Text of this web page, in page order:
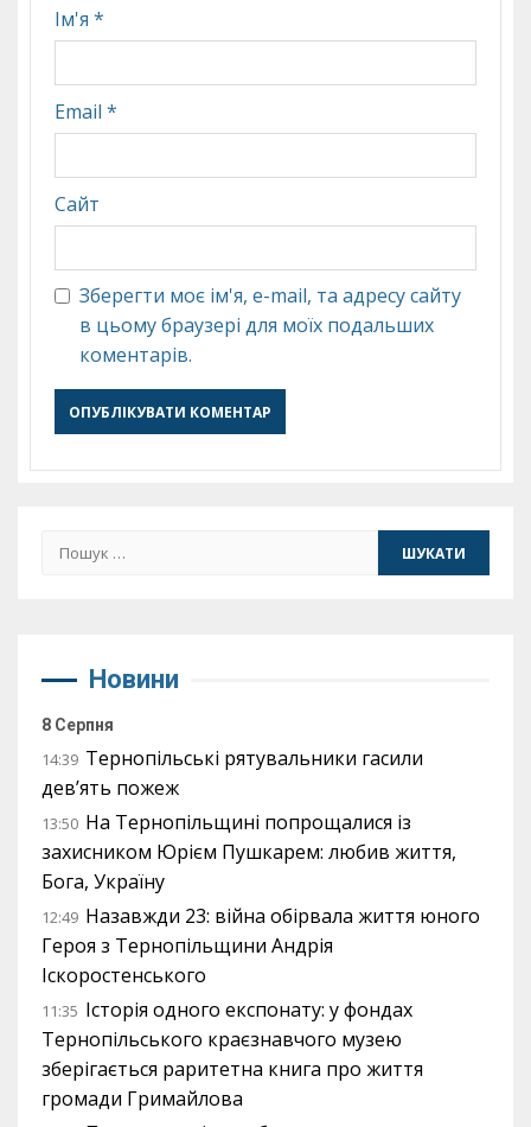
Ім'я *
Email *
Сайт
Зберегти моє ім'я, e-mail, та адресу сайту
в цьому браузері для моїх подальших
коментарів.
Пошук:
Новини
8 Серпня
14:39 Тернопільські рятувальники гасили
дев’ять пожеж
13:50 На Тернопільщині попрощалися із
захисником Юрієм Пушкарем: любив життя,
Бога, Україну
12:49 Назавжди 23: війна обірвала життя юного
Героя з Тернопільщини Андрія
Іскоростенського
11:35 Історія одного експонату: у фондах
Тернопільського краєзнавчого музею
зберігається раритетна книга про життя
громади Гримайлова